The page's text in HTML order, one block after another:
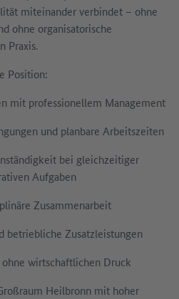
miteinander verbindet – ohne
ohne organisatorische
Praxis.
Position:
mit professionellem Management
und planbare Arbeitszeiten
bei gleichzeitiger
Aufgaben
Zusammenarbeit
betriebliche Zusatzleistungen
wirtschaftlichen Druck
Heilbronn mit hoher